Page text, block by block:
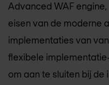
Advanced WAF
eisen van de moderne
implementaties van
flexibele
om aan te sluiten bij de